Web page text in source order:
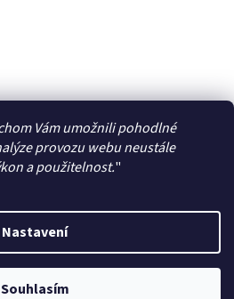
Vám umožnili pohodlné
provozu webu neustále
a použitelnost."
Nastavení
Souhlasím
Vytvořil Shoptet
. Všechna práva vyhrazena.